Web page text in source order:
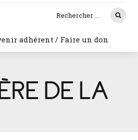
adhérent / Faire un don
DE LA